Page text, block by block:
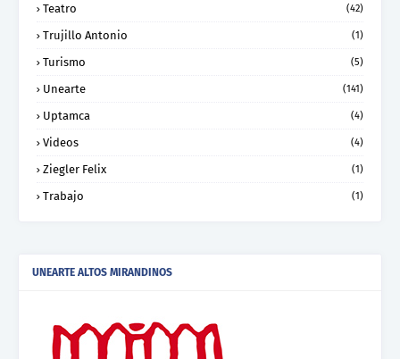
Teatro (42)
Trujillo Antonio (1)
Turismo (5)
Unearte (141)
Uptamca (4)
Videos (4)
Ziegler Felix (1)
Trabajo (1)
UNEARTE ALTOS MIRANDINOS